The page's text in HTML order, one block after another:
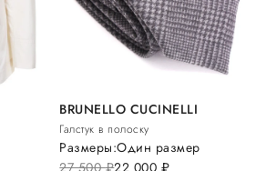
BRUNELLO CUCINELLI
Галстук в полоску
27 500руб.22 000 руб.
Размеры:Один размер